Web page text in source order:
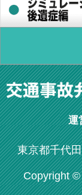
運
東京都千代
Copyright